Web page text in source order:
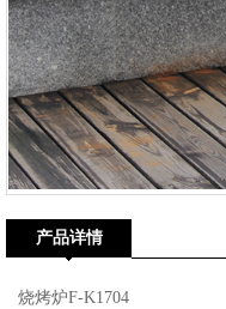
产品详情
烧烤炉F-K1704